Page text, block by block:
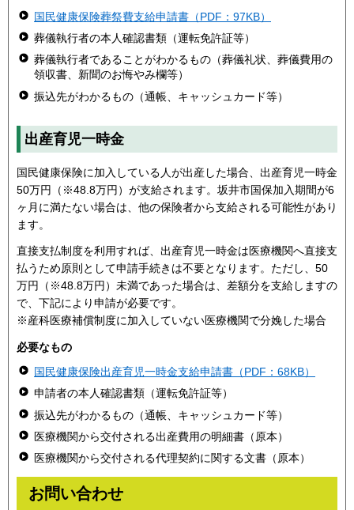
国民健康保険葬祭費支給申請書（PDF：97KB）
葬儀執行者の本人確認書類（運転免許証等）
葬儀執行者であることがわかるもの（葬儀礼状、葬儀費用の
領収書、新聞のお悔やみ欄等）
振込先がわかるもの（通帳、キャッシュカード等）
出産育児一時金
国民健康保険に加入している人が出産した場合、出産育児一時金
50万円（※48.8万円）が支給されます。坂井市国保加入期間が6
ヶ月に満たない場合は、他の保険者から支給される可能性があり
ます。
直接支払制度を利用すれば、出産育児一時金は医療機関へ直接支
払うため原則として申請手続きは不要となります。ただし、50
万円（※48.8万円）未満であった場合は、差額分を支給しますの
で、下記により申請が必要です。
※産科医療補償制度に加入していない医療機関で分娩した場合
必要なもの
国民健康保険出産育児一時金支給申請書（PDF：68KB）
申請者の本人確認書類（運転免許証等）
振込先がわかるもの（通帳、キャッシュカード等）
医療機関から交付される出産費用の明細書（原本）
医療機関から交付される代理契約に関する文書（原本）
お問い合わせ